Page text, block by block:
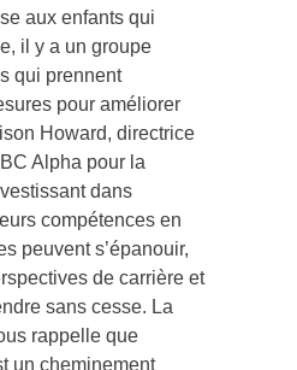
aux enfants qui
il y a un groupe
qui prennent
pour améliorer
Howard, directrice
Alpha pour la
dans
compétences en
peuvent s’épanouir,
de carrière et
sans cesse. La
rappelle que
un cheminement